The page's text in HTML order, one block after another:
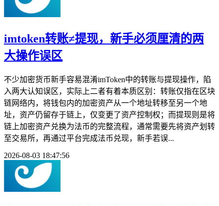
imtoken转账≠提现，新手必须厘清的两
大操作误区
不少加密货币新手容易混淆imToken中的转账与提现操作，陷
入两大认知误区，实际上二者有着本质区别：转账仅指在区块
链网络内，将钱包内的加密资产从一个地址转移至另一个地
址，资产仍留存于链上，仅变更了资产控制权；而提现则是将
链上加密资产兑换为法币的完整流程，通常需要先将资产划转
至交易所，再通过平台完成法币兑现，新手若误...
2026-08-03 18:47:56